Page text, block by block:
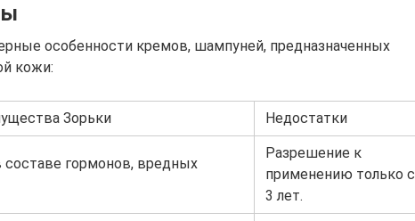
особенности кремов, шампуней, предназначенных
кожи:
Зорьки Недостатки
составе гормонов, вредных
Разрешение к
применению только с
3 лет.